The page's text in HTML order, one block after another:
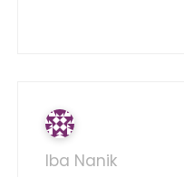
Iba Nanik